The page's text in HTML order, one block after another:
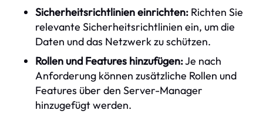
Sicherheitsrichtlinien einrichten: Richten Sie
relevante Sicherheitsrichtlinien ein, um die
Daten und das Netzwerk zu schützen.
Rollen und Features hinzufügen:Je nach
Anforderung können zusätzliche Rollen und
Features über den Server-Manager
hinzugefügt werden.